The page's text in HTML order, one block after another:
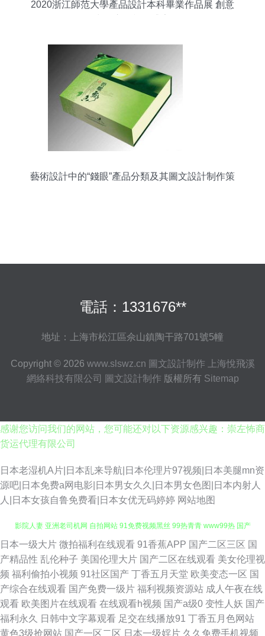
2020浙江師范大學產品設計本科畢業作品展 創意
藝術設計中的“錢眼”產品分類及其圖文設計制作策
電話：1331676**
地址：上海市松江區佘山鎮陶干路701號5幢
Copyright © 2026 www.slswz.cn 圖文設計制作
上海悅飛溪
網絡科技有限公司
圖文設計制作 版權所有 Sitemap
感谢您访问我们的网站，您可能还对以下资源感兴趣：崇左怖商
货运代理有限公司
日本老湿机A片|日本乱来导航|日本伦理片97视频|日本美腿mn资
源吧|日本免费a网电影|日本男女久久|日本男女色图|日本内射人
人|日本女孩自鲁免费看|日本女优无码婷婷 网站地图
男人天堂成人AV 亚洲色色网站 国产视频11页 久久资源总站 欧洲精品 四虎
影院人妻 亚洲老司机网 自拍网站 91免费视频黑丝 99热青青 www99热 国产
内射免费视频 激情瑟瑟 麻豆黄色一色片 日韩男女在线 亚洲AV色图 91福利
社 俺去也激情综合网 国产剧情三区 久草免费福利在 欧美操B视频 日韩AⅤ电
日本一级大片 微拍福利在线观看 91香蕉APP 国产二区三区 国
产精品性 乱伦种子 美国伦理大片 国产二区在线观看 美女伦理视
频 福利偷拍小视频 91社区国产 丁香五月天堂 欧美变态一区 国
产综合在线观看 国产免费一级片 福利视频资源站 成人午夜在线
观看 欧美图片在线观看 在线观看h视频 国产a级0 变性人妖 国产
福利永久
日韩中文字幕观看 足交在线播放91 丁香五月色网站
黄色3级抢网站 国产一区二区 日本一级婬片 久久免费手机视频